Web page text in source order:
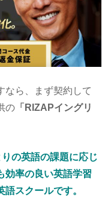
なら、まず契約して
の 「RIZAPイングリ
の英語の課題に応じ
効率の良い英語学習
スクールです。